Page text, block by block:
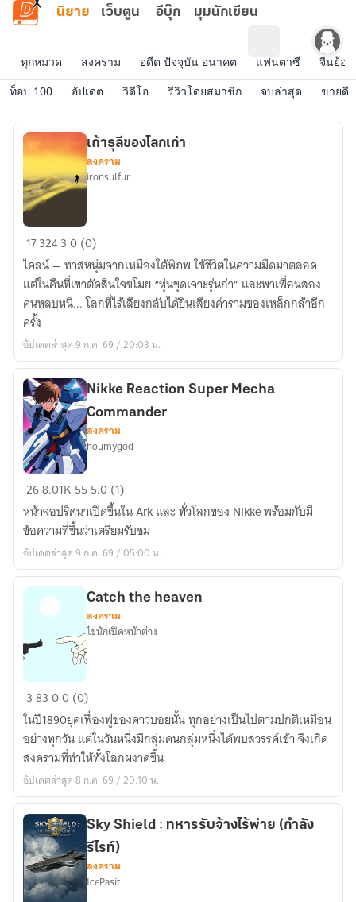
ข้ามไปยังเนื้อหาหลัก
นิยาย เว็บตูน อีบุ๊ก มุมนักเขียน
ทุกหมวด สงคราม อดีต ปัจจุบัน อนาคต แฟนตาซี
จีนย้อ
ท็อป 100
อัปเดต วิดีโอ รีวิวโดยสมาชิก จบล่าสุด ขายดี
เถ้า
ธุลี
ของ
โลก
เก่า
เถ้าธุลีของโลกเก่า
สงคราม
ironsulfur
1732430 (0)
ไคลน์ — ทาสหนุ่มจากเหมืองใต้พิภพ ใช้ชีวิตในความมืดมาตลอด
แต่ในคืนที่เขาตัดสินใจขโมย “หุ่นขุดเจาะรุ่นก่า” และพาเพื่อนสอง
คนหลบหนี... โลกที่ไร้เสียงกลับได้ยินเสียงคำรามของเหล็กกล้าอีก
ครั้ง
อัปเดตล่าสุด 9 ก.ค. 69 / 20:03 น.
Nikke
Reaction
Super
Mecha
Commander
Nikke Reaction Super Mecha
Commander
สงคราม
houmygod
268.01K 55 5.0 (1)
หน้าจอปริศนาเปิดขึ้นใน Ark และ ทั่วโลกของ Nikke พร้อมกับมี
ข้อความที่ขึ้นว่าเตรียมรับชม
อัปเดตล่าสุด 9 ก.ค. 69 / 05:00 น.
Catch
the
heaven
Catch the heaven
สงคราม
ไข่นักเปิดหน้าต่าง
38300 (0)
ในปี1890ยุคเฟื่องฟูของคาวบอยนั้น ทุกอย่างเป็นไปตามปกติเหมือน
อย่างทุกวัน แต่ในวันหนึ่งมีกลุ่มคนกลุ่มหนึ่งได้พบสวรรค์เข้า จึงเกิด
สงครามที่ทําให้ทั้งโลกผงาดขึ้น
อัปเดตล่าสุด 8 ก.ค. 69 / 20:10 น.
Sky Shield : ทหารรับจ้างไร้พ่าย (กำลัง
รีไรท์)
สงคราม
IcePasit